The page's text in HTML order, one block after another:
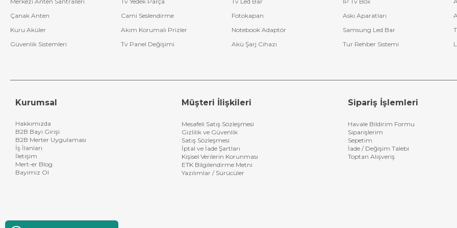
Çanak Anten
Cami Seslendirme Fotokapan Askı Aparatları
Kuru Aküler
Akım Korumalı Prizler Notebook Adaptör Samsung Led Bar
Güvenlik Sistemleri
Tv Panel Değişimi Akü Şarj Cihazı Tur Rehber Sistemi
Kurumsal
Hakkımızda
B2B Bayi Girişi
B2B Merter Uygulaması
İş İlanları
İletişim
Mert-er Blog
Bayimiz Ol
Müşteri İlişkileri
Mesafeli Satış Sözleşmesi
Gizlilik ve Güvenlik
Satış Sözleşmesi
İptal ve İade Şartları
Kişisel Verilerin Korunması
ETK Bilgilendirme Metni
Yazılımlar / Sürücüler
Sipariş İşlemleri
Havale Bildirim Formu
Siparişlerim
Sepetim
İade / Değişim Talebi
Toptan Alışveriş